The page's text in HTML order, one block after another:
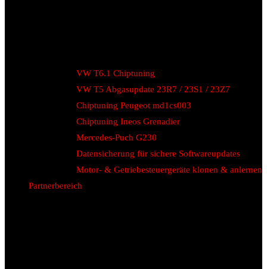
VW T6.1 Chiptuning
VW T5 Abgasupdate 23R7 / 23S1 / 23Z7
Chiptuning Peugeot md1cs003
Chiptuning Ineos Grenadier
Mercedes-Puch G230
Datensicherung für sichere Softwareupdates
Motor- & Getriebesteuergeräte klonen & anlernen
Partnerbereich